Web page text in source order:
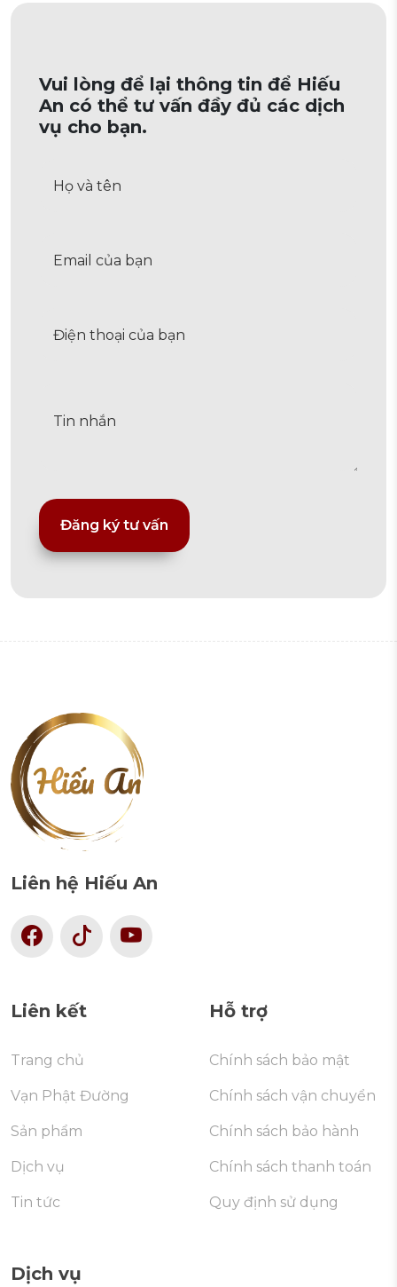
Vui lòng để lại thông tin để Hiếu
An có thể tư vấn đầy đủ các dịch
vụ cho bạn.
Liên hệ Hiếu An
Liên kết
Trang chủ
Vạn Phật Đường
Sản phẩm
Dịch vụ
Tin tức
Hỗ trợ
Chính sách bảo mật
Chính sách vận chuyển
Chính sách bảo hành
Chính sách thanh toán
Quy định sử dụng
Dịch vụ